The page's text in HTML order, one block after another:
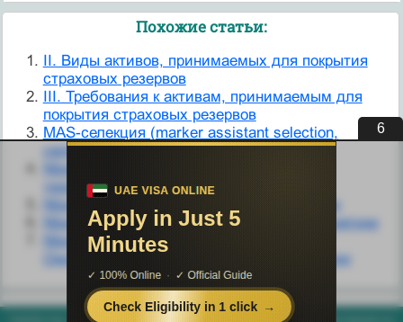
Похожие статьи:
II. Виды активов, принимаемых для покрытия
страховых резервов
III. Требования к активам, принимаемым для
покрытия страховых резервов
MAS-селекция (marker assistant selection,
селекция с помощью маркеров).
Nbsp; Лекция 4. Элементы химической
термодинамики
Nbsp; Лекция 5. Химическое равновесие
Nbsp; Лекция 6. Основы химической кинетики
Nbsp; Лекция 9. Химические реакции.
Окислительно-восстановительные реакции
5